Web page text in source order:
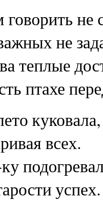
не
не
теплые
птахе
куковала,
всех.
успех.